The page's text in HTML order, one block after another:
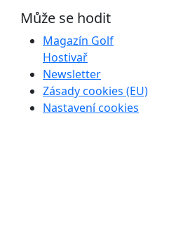
Může se hodit
Magazín Golf
Hostivař
Newsletter
Zásady cookies (EU)
Nastavení cookies